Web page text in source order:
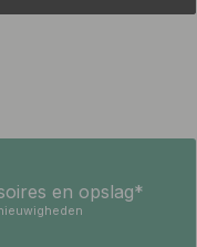
en opslag*